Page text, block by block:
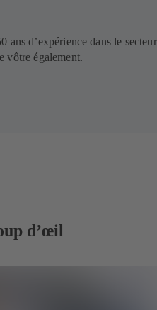
ans d’expérience dans le secteur
vôtre également.
d’œil